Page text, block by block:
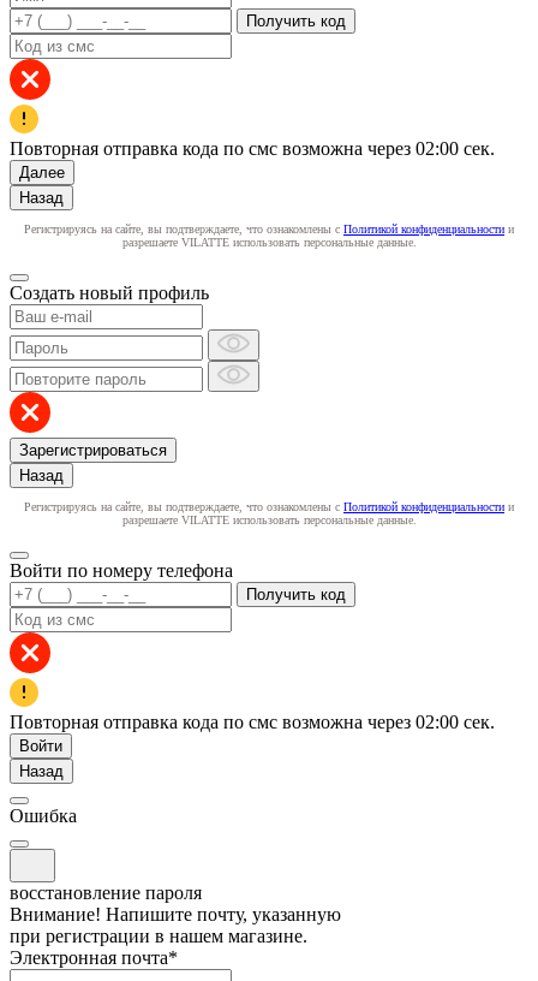
Получить код
Повторная отправка кода по смс возможна через 02:00 сек.
Далее
Назад
Регистрируясь на сайте, вы подтверждаете, что ознакомлены с Политикой конфиденциальности и
разрешаете VILATTE использовать персональные данные.
Создать новый профиль
Зарегистрироваться
Назад
Регистрируясь на сайте, вы подтверждаете, что ознакомлены с Политикой конфиденциальности и
разрешаете VILATTE использовать персональные данные.
Войти по номеру телефона
Получить код
Повторная отправка кода по смс возможна через 02:00 сек.
Войти
Назад
Ошибка
восстановление пароля
Внимание! Напишите почту, указанную
при регистрации в нашем магазине.
Электронная почта*